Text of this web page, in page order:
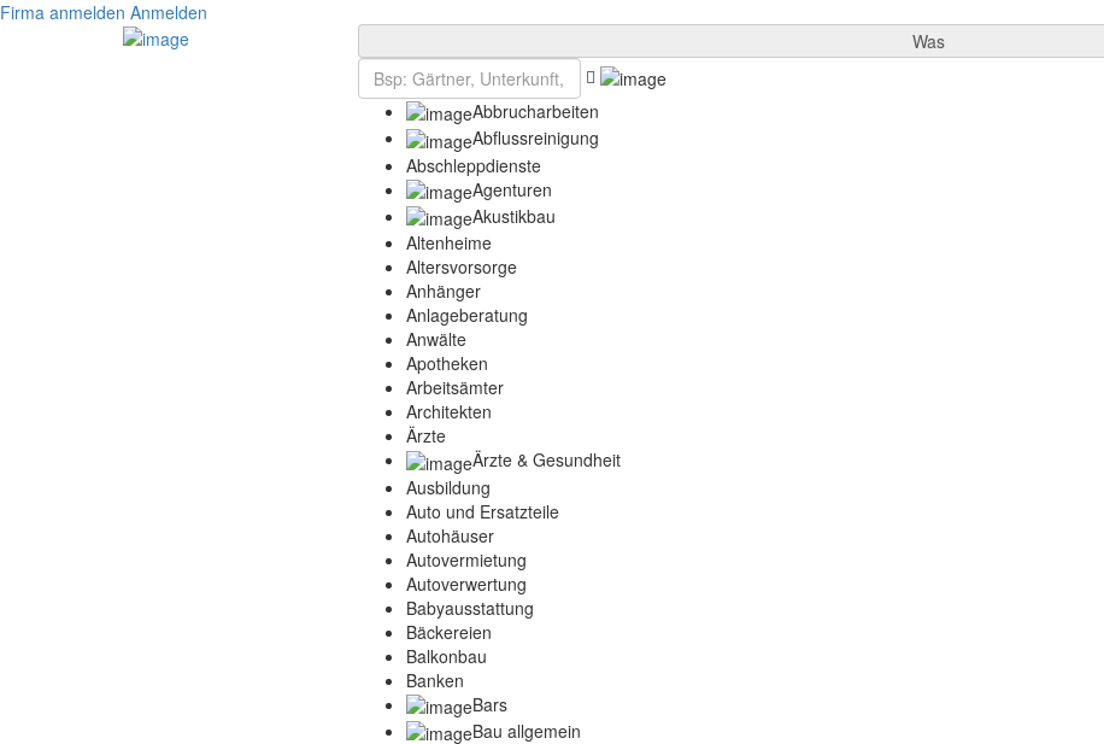
Firma anmelden Anmelden
Was
Abbrucharbeiten
Abflussreinigung
Abschleppdienste
Agenturen
Akustikbau
Altenheime
Altersvorsorge
Anhänger
Anlageberatung
Anwälte
Apotheken
Arbeitsämter
Architekten
Ärzte
Ärzte & Gesundheit
Ausbildung
Auto und Ersatzteile
Autohäuser
Autovermietung
Autoverwertung
Babyausstattung
Bäckereien
Balkonbau
Banken
Bars
Bau allgemein